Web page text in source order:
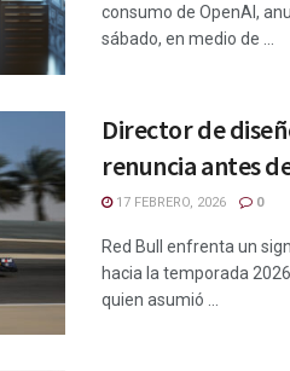
consumo de OpenAI,
sábado, en medio de ...
Director de
renuncia antes
17 FEBRERO, 2026 0
Red Bull enfrenta un
hacia la temporada
quien asumió ...